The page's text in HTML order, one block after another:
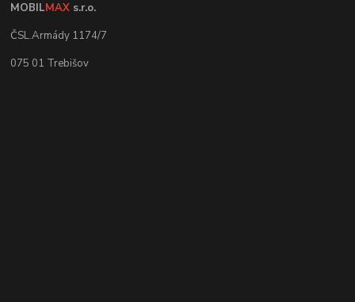
MOBILMAX s.r.o.
ČSL.Armády 1174/7
075 01 Trebišov